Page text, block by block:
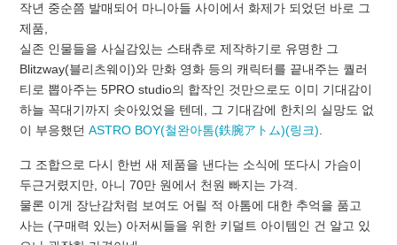
작년 중순쯤 발매되어 마니아들 사이에서 화제가 되었던 바로 그
제품,
실존 인물들을 사실감있는 스태츄로 제작하기로 유명한 그
Blitzway(블리츠웨이)와 만화 영화 등의 캐릭터를 끝내주는 퀄러
티로 뽑아주는 5PRO studio의 합작인 것만으로도 이미 기대감이
하늘 꼭대기까지 솟아있었을 텐데, 그 기대감에 한치의 실망도 없
이 부응했던ASTRO BOY(철완아톰(鉄腕アトム)(링크).
그 조합으로 다시 한번 새 제품을 낸다는 소식에 또다시 가슴이
두근거렸지만, 아니 70만 원에서 천원 빠지는 가격.
물론 이게 장난감처럼 보여도 어릴 적 아톰에 대한 추억을 품고
사는 (구매력 있는) 아저씨들을 위한 키덜트 아이템인 건 알고 있